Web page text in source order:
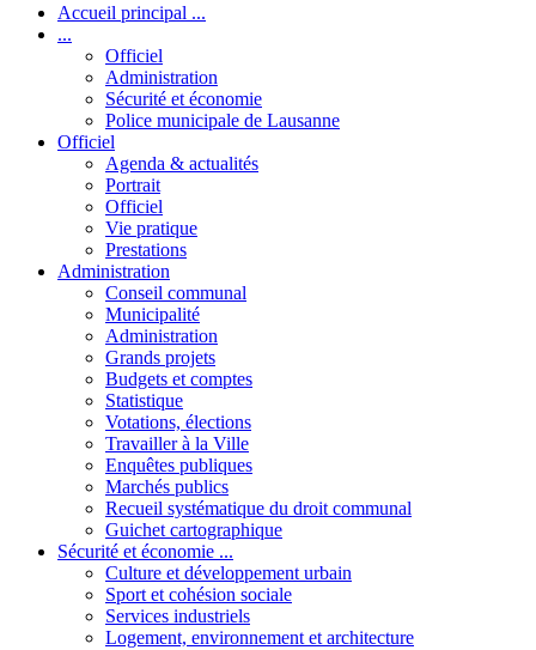
Accueil principal ...
...
Officiel
Administration
Sécurité et économie
Police municipale de Lausanne
Officiel
Agenda & actualités
Portrait
Officiel
Vie pratique
Prestations
Administration
Conseil communal
Municipalité
Administration
Grands projets
Budgets et comptes
Statistique
Votations, élections
Travailler à la Ville
Enquêtes publiques
Marchés publics
Recueil systématique du droit communal
Guichet cartographique
Sécurité et économie ...
Culture et développement urbain
Sport et cohésion sociale
Services industriels
Logement, environnement et architecture